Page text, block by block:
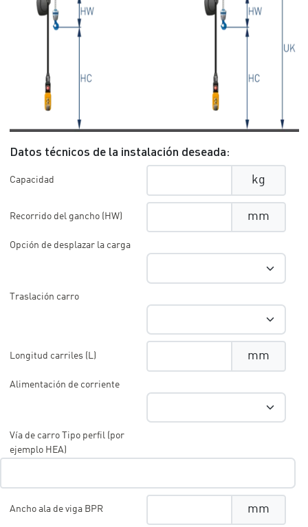
Datos técnicos de la instalación deseada:
Capacidad kg
Recorrido del gancho (HW) mm
Opción de desplazar la carga
Traslación carro
Longitud carriles (L) mm
Alimentación de corriente
Vía de carro Tipo perfil (por
ejemplo HEA)
Ancho ala de viga BPR mm